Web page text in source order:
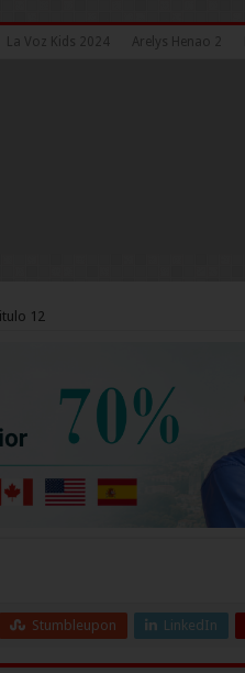
La Voz Kids 2024 Arelys Henao 2
12
Stumbleupon LinkedIn